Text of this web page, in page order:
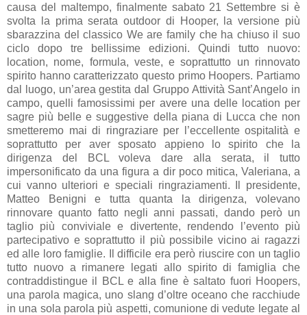
causa del maltempo, finalmente sabato 21 Settembre si è
svolta la prima serata outdoor di Hooper, la versione più
sbarazzina del classico We are family che ha chiuso il suo
ciclo dopo tre bellissime edizioni. Quindi tutto nuovo:
location, nome, formula, veste, e soprattutto un rinnovato
spirito hanno caratterizzato questo primo Hoopers. Partiamo
dal luogo, un’area gestita dal Gruppo Attività Sant’Angelo in
campo, quelli famosissimi per avere una delle location per
sagre più belle e suggestive della piana di Lucca che non
smetteremo mai di ringraziare per l’eccellente ospitalità e
soprattutto per aver sposato appieno lo spirito che la
dirigenza del BCL voleva dare alla serata, il tutto
impersonificato da una figura a dir poco mitica, Valeriana, a
cui vanno ulteriori e speciali ringraziamenti. Il presidente,
Matteo Benigni e tutta quanta la dirigenza, volevano
rinnovare quanto fatto negli anni passati, dando però un
taglio più conviviale e divertente, rendendo l’evento più
partecipativo e soprattutto il più possibile vicino ai ragazzi
ed alle loro famiglie. Il difficile era però riuscire con un taglio
tutto nuovo a rimanere legati allo spirito di famiglia che
contraddistingue il BCL e alla fine è saltato fuori Hoopers,
una parola magica, uno slang d’oltre oceano che racchiude
in una sola parola più aspetti, comunione di vedute legate al